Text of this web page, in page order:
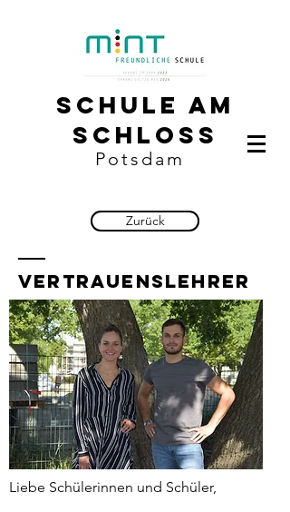
Schule am
Schloss
Potsdam
Zurück
Vertrauenslehrer
Liebe Schülerinnen und Schüler,